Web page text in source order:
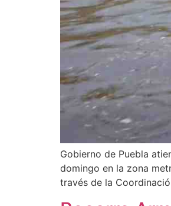
Gobierno de Puebla
domingo en la zona
través de la